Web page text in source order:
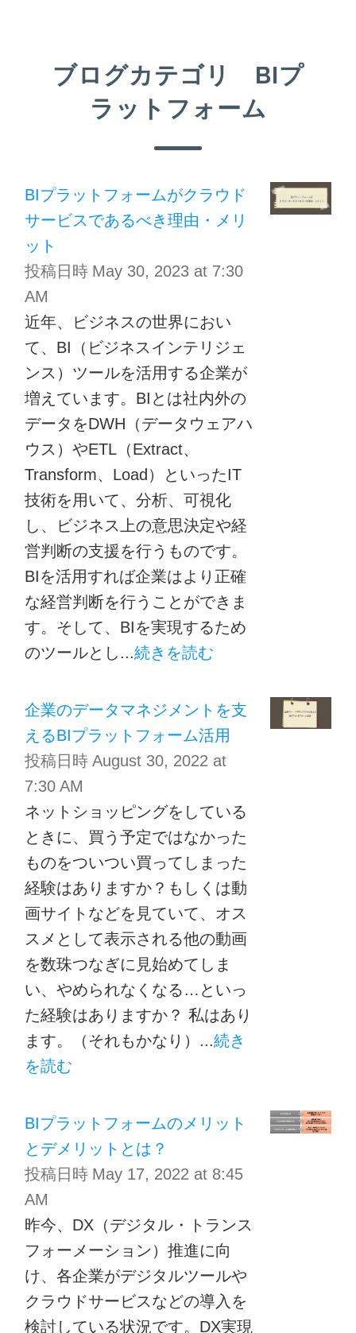
ブログカテゴリ BIプ
ラットフォーム
BIプラットフォームがクラウド
サービスであるべき理由・メリ
ット
投稿日時 May 30, 2023 at 7:30
AM
近年、ビジネスの世界におい
て、BI（ビジネスインテリジェ
ンス）ツールを活用する企業が
増えています。BIとは社内外の
データをDWH（データウェアハ
ウス）やETL（Extract、
Transform、Load）といったIT
技術を用いて、分析、可視化
し、ビジネス上の意思決定や経
営判断の支援を行うものです。
BIを活用すれば企業はより正確
な経営判断を行うことができま
す。そして、BIを実現するため
のツールとし...続きを読む
企業のデータマネジメントを支
えるBIプラットフォーム活用
投稿日時 August 30, 2022 at
7:30 AM
ネットショッピングをしている
ときに、買う予定ではなかった
ものをついつい買ってしまった
経験はありますか？もしくは動
画サイトなどを見ていて、オス
スメとして表示される他の動画
を数珠つなぎに見始めてしま
い、やめられなくなる…といっ
た経験はありますか？ 私はあり
ます。（それもかなり）...続き
を読む
BIプラットフォームのメリット
とデメリットとは？
投稿日時 May 17, 2022 at 8:45
AM
昨今、DX（デジタル・トランス
フォーメーション）推進に向
け、各企業がデジタルツールや
クラウドサービスなどの導入を
検討している状況です。DX実現